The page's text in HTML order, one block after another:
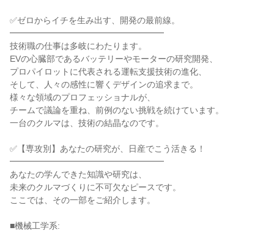
✅ゼロからイチを生み出す、開発の最前線。
━━━━━━━━━━━━━━━━━━
技術職の仕事は多岐にわたります。
EVの心臓部であるバッテリーやモーターの研究開発、
プロパイロットに代表される運転支援技術の進化、
そして、人々の感性に響くデザインの追求まで。
様々な領域のプロフェッショナルが、
チームで議論を重ね、前例のない挑戦を続けています。
一台のクルマは、技術の結晶なのです。
✅【専攻別】あなたの研究が、日産でこう活きる！
━━━━━━━━━━━━━━━━━━
あなたの学んできた知識や研究は、
未来のクルマづくりに不可欠なピースです。
ここでは、その一部をご紹介します。
■機械工学系: